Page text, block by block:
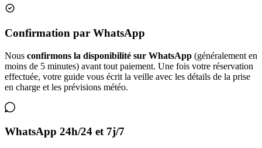
Confirmation par WhatsApp
Nous confirmons la disponibilité sur WhatsApp (généralement en
moins de 5 minutes) avant tout paiement. Une fois votre réservation
effectuée, votre guide vous écrit la veille avec les détails de la prise
en charge et les prévisions météo.
WhatsApp 24h/24 et 7j/7